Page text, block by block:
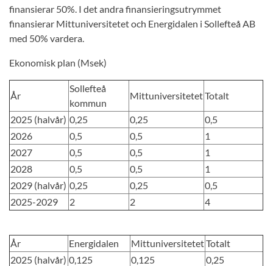
finansierar 50%. I det andra finansieringsutrymmet
finansierar Mittuniversitetet och Energidalen i Sollefteå AB
med 50% vardera.
Ekonomisk plan (Msek)
År
Sollefteå
kommun
MittuniversitetetTotalt
2025 (halvår) 0,25 0,25
0,5
2026
0,5 0,5
1
2027
0,5 0,5
1
2028
0,5 0,5
1
2029 (halvår) 0,25 0,25
0,5
2025-2029
2 2 4
År Energidalen MittuniversitetetTotalt
2025 (halvår) 0,125 0,125
0,25